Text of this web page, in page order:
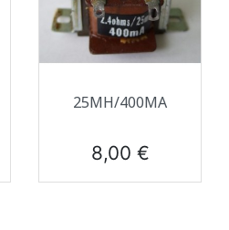
25MH/400MA
Prix
8,00 €